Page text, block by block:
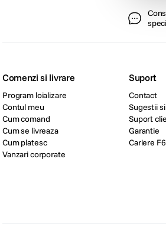
Comenzi si livrare
Program loializare
Contul meu
Cum comand
Cum se livreaza
Cum platesc
Vanzari corporate
Suport
Contact
Sugestii
Suport
Garantie
Cariere